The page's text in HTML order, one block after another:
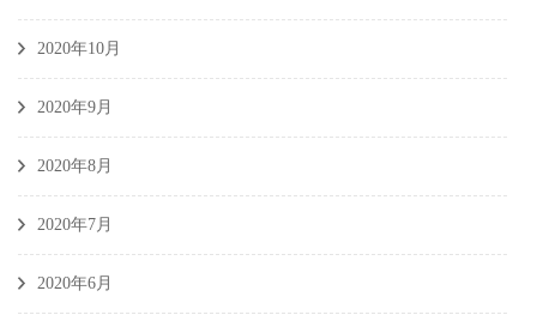
2020年10月
2020年9月
2020年8月
2020年7月
2020年6月